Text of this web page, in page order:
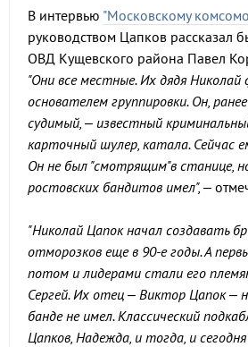
В интервью "Московскому
руководством Цапков рассказал
ОВД Кущевского района Павел
"Они все местные. Их дядя
основателем группировки. Он,
судимый, – известный
карточный шулер, катала. Сейчас
Он не был "смотрящим"в станице,
ростовских бандитов имел", –
"Николай Цапок начал создавать
отморозков еще в 90-е годы. А
потом и лидерами стали его
Сергей. Их отец – Виктор Цапок –
банде не имел. Классический
Цапков, Надежда, и тогда, и